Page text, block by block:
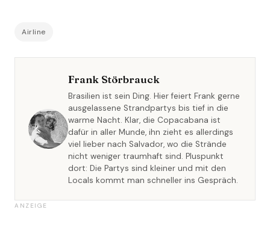
Airline
Frank Störbrauck
Brasilien ist sein Ding. Hier feiert Frank gerne
ausgelassene Strandpartys bis tief in die
warme Nacht. Klar, die Copacabana ist
dafür in aller Munde, ihn zieht es allerdings
viel lieber nach Salvador, wo die Strände
nicht weniger traumhaft sind. Pluspunkt
dort: Die Partys sind kleiner und mit den
Locals kommt man schneller ins Gespräch.
ANZEIGE